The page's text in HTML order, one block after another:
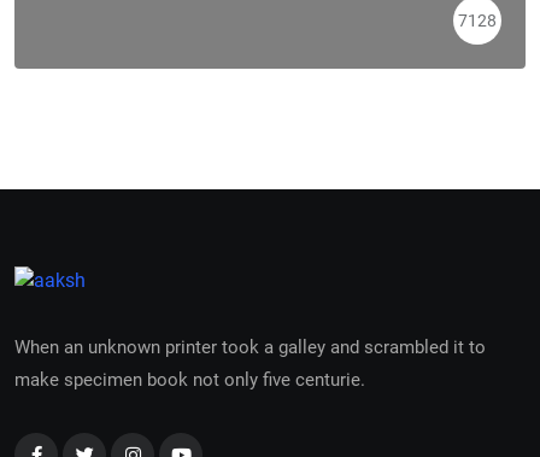
7128
When an unknown printer took a galley and scrambled it to
make specimen book not only five centurie.